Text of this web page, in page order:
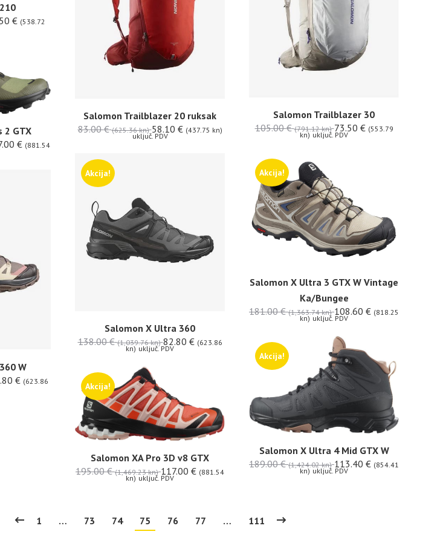
€ (538.72
Salomon Trailblazer 20 ruksak
83.00€ (625.36 kn) 58.10 € (437.75 kn)
uključ. PDV
Salomon Trailblazer 30
105.00€ (791.12 kn) 73.50 € (553.79
kn) uključ. PDV
2 GTX
€ (881.54
Akcija!
Salomon X Ultra 3 GTX W Vintage
Ka/Bungee
181.00€ (1,363.74 kn) 108.60 € (818.25
kn) uključ. PDV
Akcija!
Salomon X Ultra 360
138.00€ (1,039.76 kn) 82.80 € (623.86
kn) uključ. PDV
W
€ (623.86
Akcija!
Salomon X Ultra 4 Mid GTX W
189.00€ (1,424.02 kn) 113.40 € (854.41
kn) uključ. PDV
Akcija!
Salomon XA Pro 3D v8 GTX
195.00€ (1,469.23 kn) 117.00 € (881.54
kn) uključ. PDV
1 … 73 74 75 76 77 … 111